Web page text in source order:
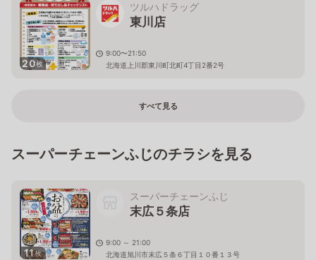
20枚
ツルハドラッグ
東川店
9:00〜21:50
北海道上川郡東川町北町4丁目2番2号
すべて見る
スーパーチェーンふじのチラシを見る
11枚
スーパーチェーンふじ
末広５条店
9:00 ～ 21:00
北海道旭川市末広５条６丁目１０番１３号